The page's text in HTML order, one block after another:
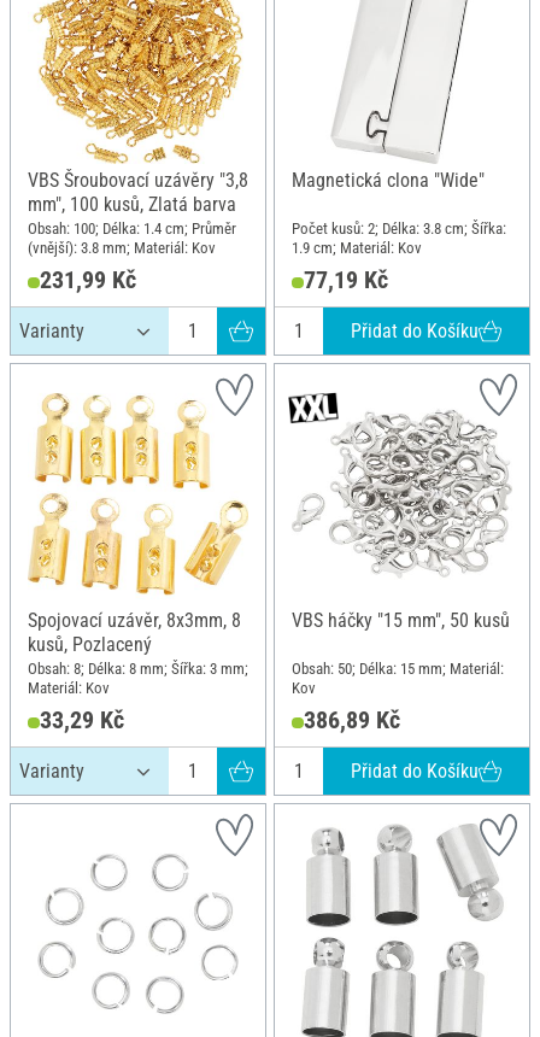
VBS Šroubovací uzávěry "3,8
mm", 100 kusů, Zlatá barva
Obsah: 100; Délka: 1.4 cm; Průměr
(vnější): 3.8 mm; Materiál: Kov
231,99 Kč
Magnetická clona "Wide"
Počet kusů: 2; Délka: 3.8 cm; Šířka:
1.9 cm; Materiál: Kov
77,19 Kč
Přidat do Košíku
Spojovací uzávěr, 8x3mm, 8
kusů, Pozlacený
Obsah: 8; Délka: 8 mm; Šířka: 3 mm;
Materiál: Kov
33,29 Kč
VBS háčky "15 mm", 50 kusů
Obsah: 50; Délka: 15 mm; Materiál:
Kov
386,89 Kč
Přidat do Košíku